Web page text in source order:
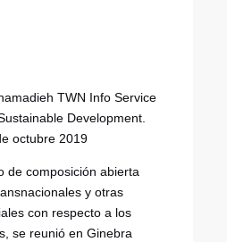
TWN Info Service
Development.
octubre 2019
de composición abierta
y otras
con respecto a los
se reunió en Ginebra